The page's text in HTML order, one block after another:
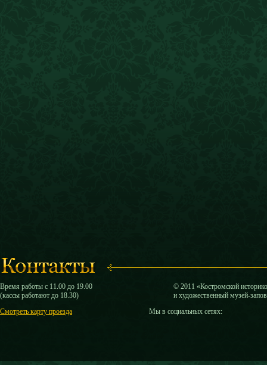
Время работы с 11.00 до 19.00
(кассы работают до 18.30)
Смотреть карту проезда
© 2011 «Костромской
и художественный музей-
Мы в социальных сетях: